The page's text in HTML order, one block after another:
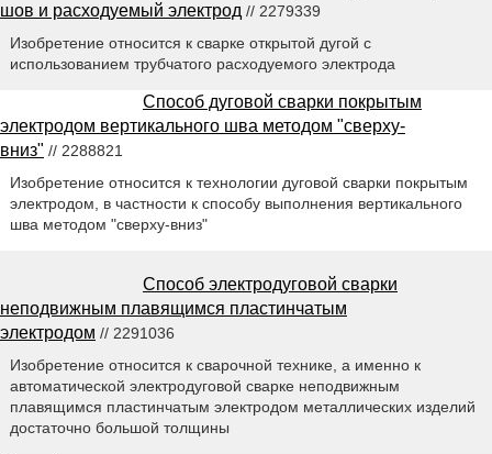
шов и расходуемый электрод // 2279339
Изобретение относится к сварке открытой дугой с
использованием трубчатого расходуемого электрода
Способ дуговой сварки покрытым
электродом вертикального шва методом "сверху-
вниз" // 2288821
Изобретение относится к технологии дуговой сварки покрытым
электродом, в частности к способу выполнения вертикального
шва методом "сверху-вниз"
Способ электродуговой сварки
неподвижным плавящимся пластинчатым
электродом // 2291036
Изобретение относится к сварочной технике, а именно к
автоматической электродуговой сварке неподвижным
плавящимся пластинчатым электродом металлических изделий
достаточно большой толщины